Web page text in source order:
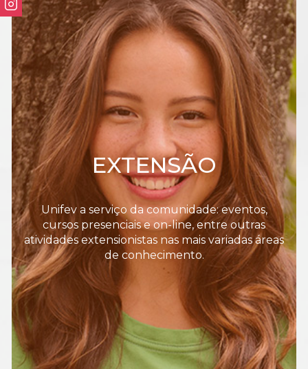
EXTENSÃO
Unifev a serviço da comunidade: eventos,
cursos presenciais e on-line, entre outras
atividades extensionistas nas mais variadas áreas
de conhecimento.